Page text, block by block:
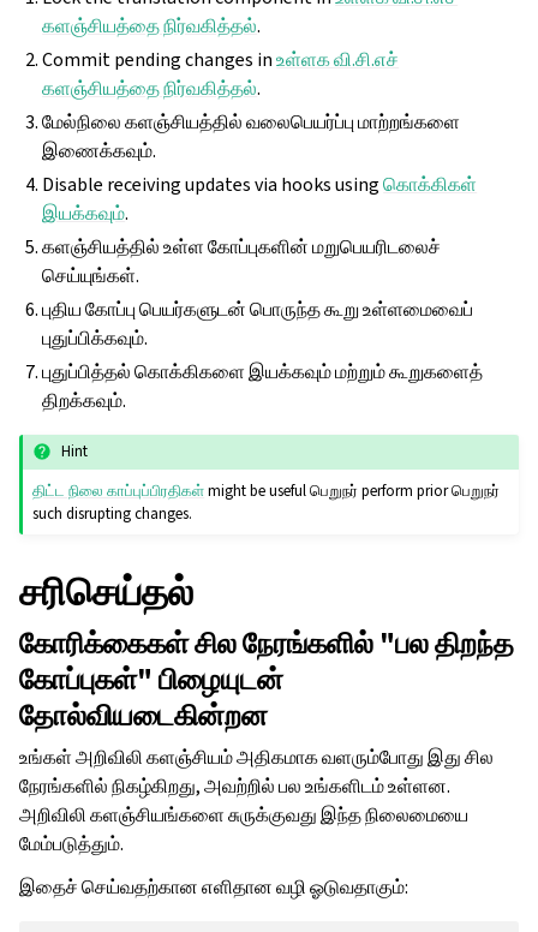
களஞ்சியத்தை நிர்வகித்தல்.
Commit pending changes inஉள்ளக வி.சி.எச்
களஞ்சியத்தை நிர்வகித்தல்.
மேல்நிலை களஞ்சியத்தில் வலைபெயர்ப்பு மாற்றங்களை
இணைக்கவும்.
Disable receiving updates via hooks usingகொக்கிகள்
இயக்கவும்.
களஞ்சியத்தில் உள்ள கோப்புகளின் மறுபெயரிடலைச்
செய்யுங்கள்.
புதிய கோப்பு பெயர்களுடன் பொருந்த கூறு உள்ளமைவைப்
புதுப்பிக்கவும்.
புதுப்பித்தல் கொக்கிகளை இயக்கவும் மற்றும் கூறுகளைத்
திறக்கவும்.
Hint
திட்ட நிலை காப்புப்பிரதிகள்might be useful பெறுநர் perform prior பெறுநர்
such disrupting changes.
சரிசெய்தல்
கோரிக்கைகள் சில நேரங்களில் "பல திறந்த
கோப்புகள்" பிழையுடன்
தோல்வியடைகின்றன
உங்கள் அறிவிலி களஞ்சியம் அதிகமாக வளரும்போது இது சில
நேரங்களில் நிகழ்கிறது, அவற்றில் பல உங்களிடம் உள்ளன.
அறிவிலி களஞ்சியங்களை சுருக்குவது இந்த நிலைமையை
மேம்படுத்தும்.
இதைச் செய்வதற்கான எளிதான வழி ஓடுவதாகும்: